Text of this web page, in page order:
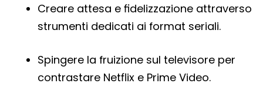
Creare attesa e fidelizzazione attraverso
strumenti dedicati ai format seriali.
Spingere la fruizione sul televisore per
contrastare Netflix e Prime Video.